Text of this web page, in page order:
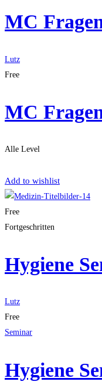
MC
Lutz
Free
MC
Alle Level
Add to wishlist
Free
Fortgeschritten
Hygiene
Lutz
Free
Seminar
Hygiene